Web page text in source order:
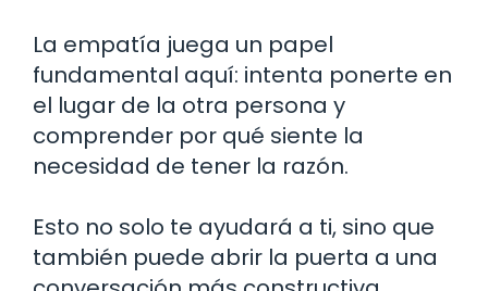
La empatía juega un papel
fundamental aquí: intenta ponerte en
el lugar de la otra persona y
comprender por qué siente la
necesidad de tener la razón.
Esto no solo te ayudará a ti, sino que
también puede abrir la puerta a una